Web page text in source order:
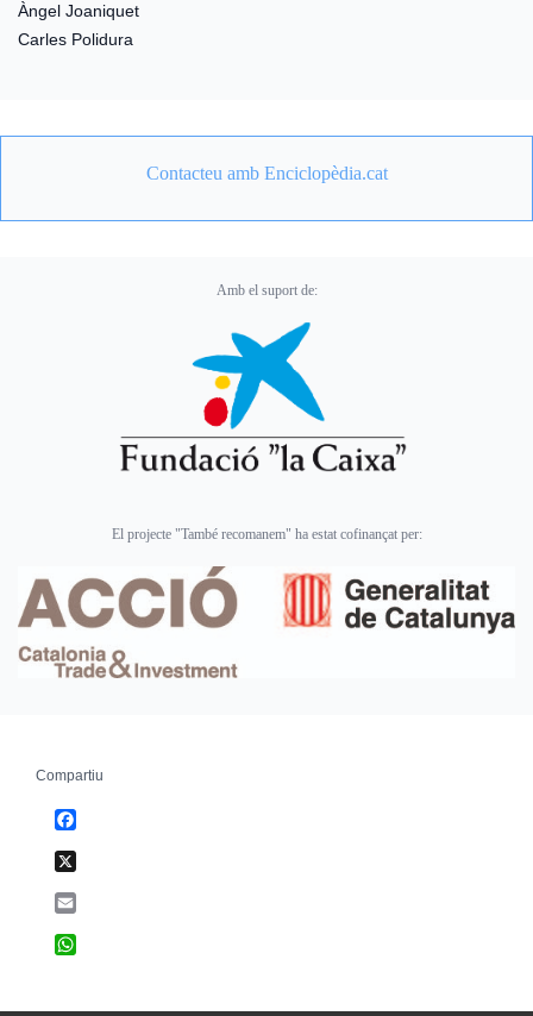
Àngel Joaniquet
Carles Polidura
Contacteu amb Enciclopèdia.cat
Amb el suport de:
El projecte "També recomanem" ha estat cofinançat per:
Compartiu